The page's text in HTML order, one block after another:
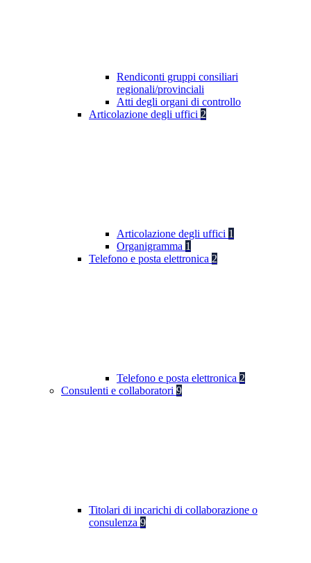
Rendiconti gruppi consiliari
regionali/provinciali
Atti degli organi di controllo
Articolazione degli uffici 2
Articolazione degli uffici 1
Organigramma 1
Telefono e posta elettronica 2
Telefono e posta elettronica 2
Consulenti e collaboratori 9
Titolari di incarichi di collaborazione o
consulenza 9